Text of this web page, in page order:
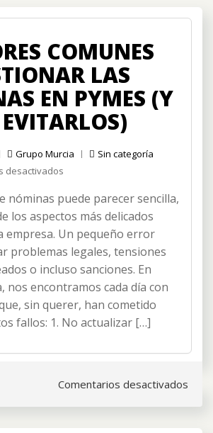
COMUNES
LAS
EN PYMES (Y
Grupo Murcia
Sin categoría
desactivados
errores
comunes
al
gestionar
las
nóminas
en
pymes
(y
cómo
nóminas puede parecer sencilla,
los aspectos más delicados
empresa. Un pequeño error
problemas legales, tensiones
o incluso sanciones. En
nos encontramos cada día con
sin querer, han cometido
fallos: 1. No actualizar […]
Comentarios desactivados